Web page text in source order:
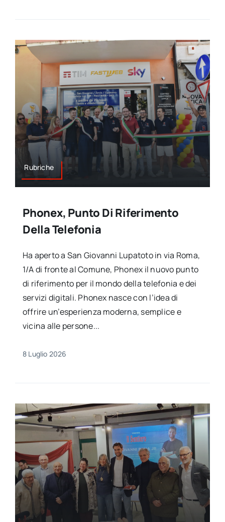
Rubriche
Phonex, Punto Di Riferimento
Della Telefonia
Ha aperto a San Giovanni Lupatoto in via Roma,
1/A di fronte al Comune, Phonex il nuovo punto
di riferimento per il mondo della telefonia e dei
servizi digitali. Phonex nasce con l’idea di
offrire un’esperienza moderna, semplice e
vicina alle persone...
8 Luglio 2026